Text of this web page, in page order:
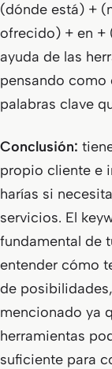
(dónde está) +
ofrecido) + en +
ayuda de las
pensando como
palabras clave
Conclusión:
propio cliente e
harías si
servicios. El
fundamental de
entender cómo
de
mencionado ya
herramientas
suficiente para